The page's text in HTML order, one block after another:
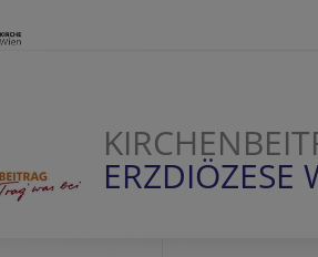
ERZDIÖZESE